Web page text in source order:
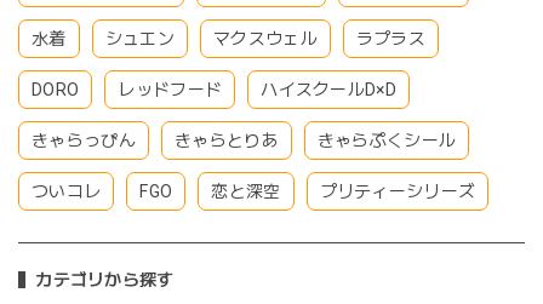
水着 シュエン マクスウェル ラプラス
DORO レッドフード ハイスクールD×D
きゃらっぴん きゃらとりあ きゃらぷくシール
ついコレ FGO 恋と深空 プリティーシリーズ
カテゴリから探す